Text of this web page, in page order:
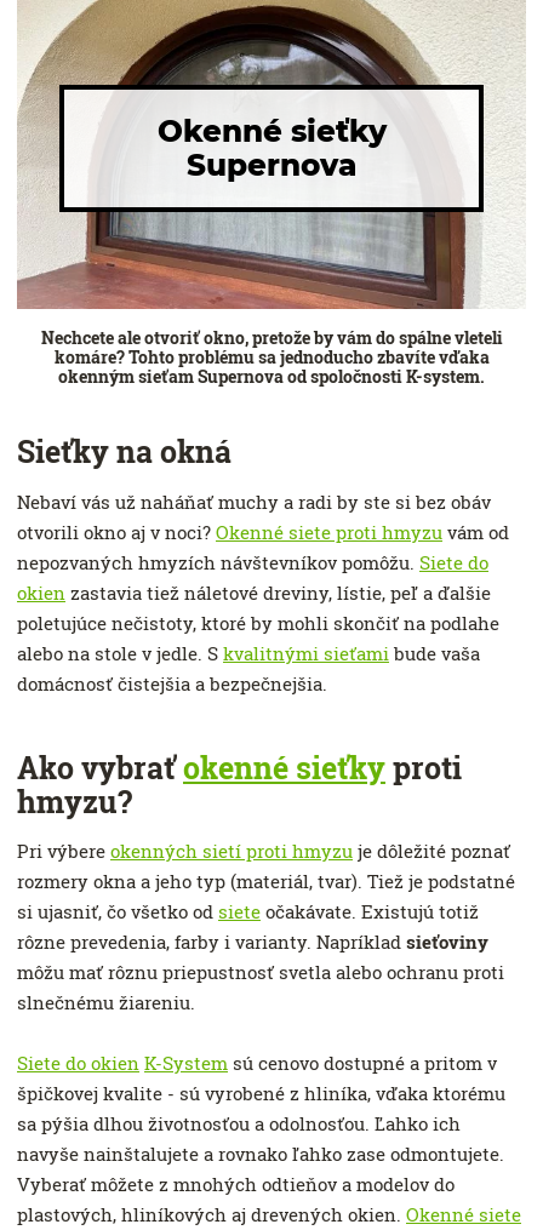
Okenné sieťky
Supernova
Nechcete ale otvoriť okno, pretože by vám do spálne vleteli
komáre? Tohto problému sa jednoducho zbavíte vďaka
okenným sieťam Supernova od spoločnosti K-system.
Sieťky na okná
Nebaví vás už naháňať muchy a radi by ste si bez obáv
otvorili okno aj v noci? Okenné siete proti hmyzu vám od
nepozvaných hmyzích návštevníkov pomôžu. Siete do
okien zastavia tiež náletové dreviny, lístie, peľ a ďalšie
poletujúce nečistoty, ktoré by mohli skončiť na podlahe
alebo na stole v jedle. S kvalitnými sieťami bude vaša
domácnosť čistejšia a bezpečnejšia.
Ako vybraťokenné sieťkyproti
hmyzu?
Pri výbere okenných sietí proti hmyzu je dôležité poznať
rozmery okna a jeho typ (materiál, tvar). Tiež je podstatné
si ujasniť, čo všetko od siete očakávate. Existujú totiž
rôzne prevedenia, farby i varianty. Napríklad sieťoviny
môžu mať rôznu priepustnosť svetla alebo ochranu proti
slnečnému žiareniu.
Siete do okien K-System sú cenovo dostupné a pritom v
špičkovej kvalite - sú vyrobené z hliníka, vďaka ktorému
sa pýšia dlhou životnosťou a odolnosťou. Ľahko ich
navyše nainštalujete a rovnako ľahko zase odmontujete.
Vyberať môžete z mnohých odtieňov a modelov do
plastových, hliníkových aj drevených okien. Okenné siete